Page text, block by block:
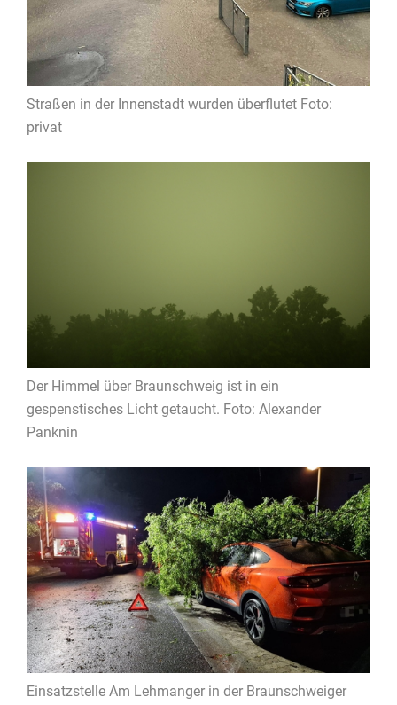
Straßen in der Innenstadt wurden überflutet Foto:
privat
Der Himmel über Braunschweig ist in ein
gespenstisches Licht getaucht. Foto: Alexander
Panknin
Einsatzstelle Am Lehmanger in der Braunschweiger